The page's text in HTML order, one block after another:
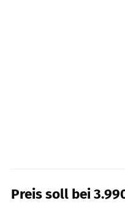
Preis soll bei